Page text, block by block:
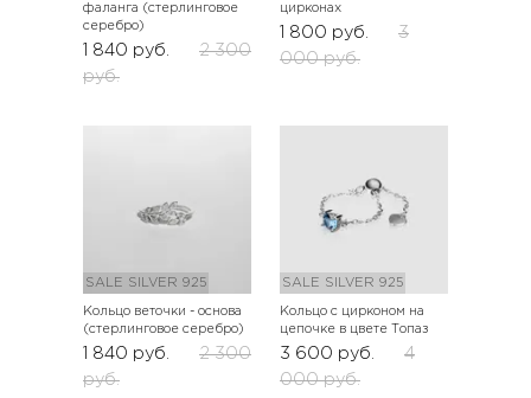
фаланга (стерлинговое
серебро)
1 840 руб.
2 300
руб.
цирконах
1 800 руб.
3
000 руб.
SALE SILVER 925
Кольцо веточки - основа
(стерлинговое серебро)
1 840 руб.
2 300
руб.
SALE SILVER 925
Кольцо с цирконом на
цепочке в цвете Топаз
3 600 руб.
4
000 руб.